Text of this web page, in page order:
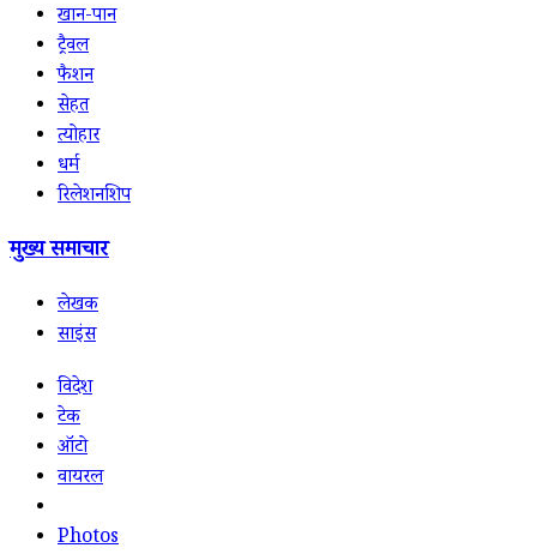
खान-पान
ट्रैवल
फैशन
सेहत
त्योहार
धर्म
रिलेशनशिप
मुख्य समाचार
लेखक
साइंस
विदेश
टेक
ऑटो
वायरल
Photos